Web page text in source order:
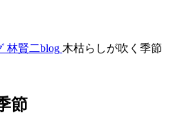
林賢二blog 木枯らしが吹く季節
節